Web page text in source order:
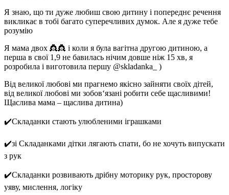
Я знаю, що ти дуже любиш свою дитину і попереднє речення
викликає в тобі багато суперечливих думок. Але я дуже тебе
розумію
Я мама двох 👸👸 і коли я була вагітна другою дитиною, а
перша в свої 1,9 не бавилась нічим довше ніж 15 хв, я
розробила і виготовила першу @skladanka_ )
Від великої любові ми прагнемо якісно зайняти своїх дітей,
від великої любові ми зобов‘язані робити себе щасливими!
Щаслива мама – щаслива дитина)
✔️Складанки стають улюбленими іграшками
✔️зі Складанками дітки лягають спати, бо не хочуть випускати
з рук
✔️Складанки розвивають дрібну моторику рук, просторову
уяву, мислення, логіку